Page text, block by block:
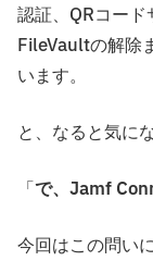
認証、QRコー
FileVaultの解除
います。
と、なると気に
「で、Jamf
今回はこの問い